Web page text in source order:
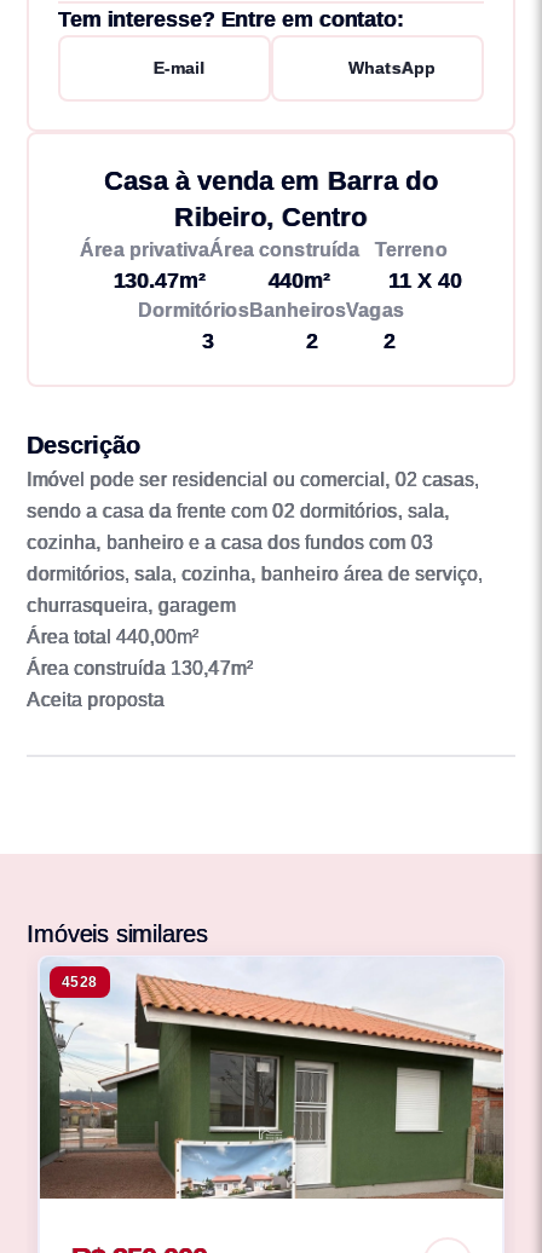
Tem interesse? Entre em contato:
E-mail WhatsApp
Casa à venda em Barra do
Ribeiro, Centro
Área privativa
130.47m²
Área construída
440m²
Terreno
11 X 40
Dormitórios
3
Banheiros
2
Vagas
2
Descrição
Imóvel pode ser residencial ou comercial, 02 casas,
sendo a casa da frente com 02 dormitórios, sala,
cozinha, banheiro e a casa dos fundos com 03
dormitórios, sala, cozinha, banheiro área de serviço,
churrasqueira, garagem
Área total 440,00m²
Área construída 130,47m²
Aceita proposta
Imóveis similares
4528